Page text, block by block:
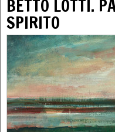
BETTO LOTTI.
SPIRITO